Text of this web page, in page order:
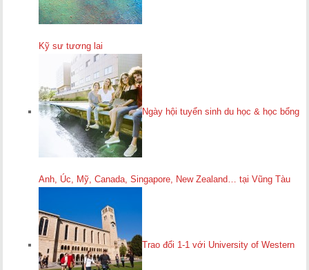
Kỹ sư tương lai
Ngày hội tuyển sinh du học & học bổng
Anh, Úc, Mỹ, Canada, Singapore, New Zealand… tại Vũng Tàu
Trao đổi 1-1 với University of Western